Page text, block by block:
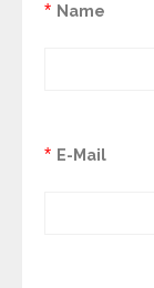
Name
*
E-Mail
*